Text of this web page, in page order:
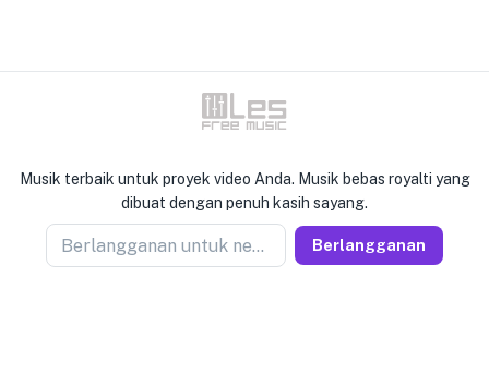
Musik terbaik untuk proyek video Anda. Musik bebas royalti yang
dibuat dengan penuh kasih sayang.
Berlangganan untuk newseller Berlangganan